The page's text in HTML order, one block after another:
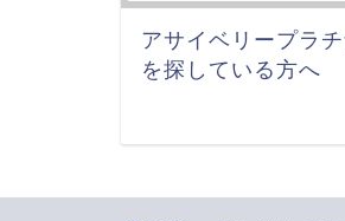
アサイベリープラ
を探している方へ